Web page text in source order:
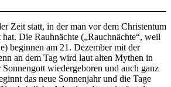
Zeit statt, in der man vor dem Christentum
Die Rauhnächte („Rauchnächte“, weil
beginnen am 21. Dezember mit der
an dem Tag wird laut alten Mythen in
wiedergeboren und auch ganz
das neue Sonnenjahr und die Tage